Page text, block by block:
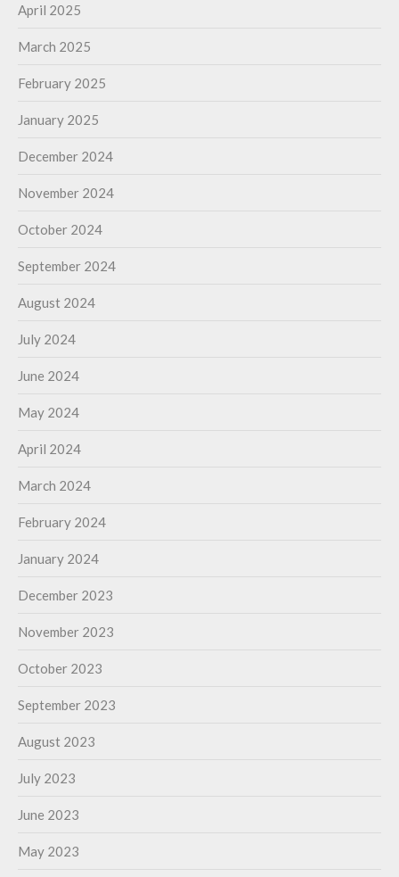
April 2025
March 2025
February 2025
January 2025
December 2024
November 2024
October 2024
September 2024
August 2024
July 2024
June 2024
May 2024
April 2024
March 2024
February 2024
January 2024
December 2023
November 2023
October 2023
September 2023
August 2023
July 2023
June 2023
May 2023